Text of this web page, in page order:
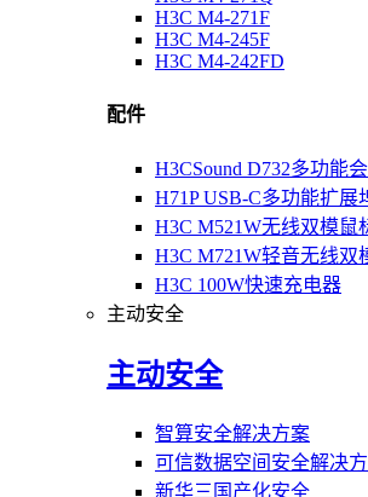
H3C M4-271F
H3C M4-245F
H3C M4-242FD
配件
H3CSound D732多功能
H71P USB-C多功能扩展
H3C M521W无线双模鼠
H3C M721W轻音无线双
H3C 100W快速充电器
主动安全
主动安全
智算安全解决方案
可信数据空间安全解决
新华三国产化安全